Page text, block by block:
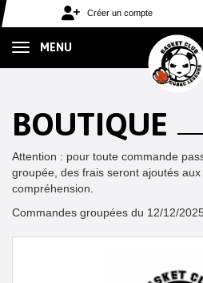
Créer un compte
MENU
BOUTIQUE
Attention : pour toute commande
groupée, des frais seront ajoutés
compréhension.
Commandes groupées du 12/12/
Panneau de gestion des cookies